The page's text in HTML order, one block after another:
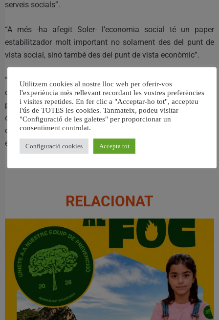
serveis socials”.
“A més -ha afegit Soler- l’economia social té un paper
estabilitzador molt important no solament des del punt de
vista social, sinó també des del punt de vista econòmic”.
“El seu objectiu és garantir rendes de treball o la
disponibilitat de determinats serveis per a un conjunt de
persones, necessitats que poden ser particularment difícils
d’aconseguir quan l’economia es desaccelera, la
desocupació creix i el poder adquisitiu de moltes persones
es redueix”, ha afirmat Soler.
RELACIONAT
Utilitzem cookies al nostre lloc web per oferir-vos
l'experiència més rellevant recordant les vostres preferències
i visites repetides. En fer clic a "Acceptar-ho tot", accepteu
l'ús de TOTES les cookies. Tanmateix, podeu visitar
"Configuració de les galetes" per proporcionar un
consentiment controlat.
Configuració cookies Accepta tot